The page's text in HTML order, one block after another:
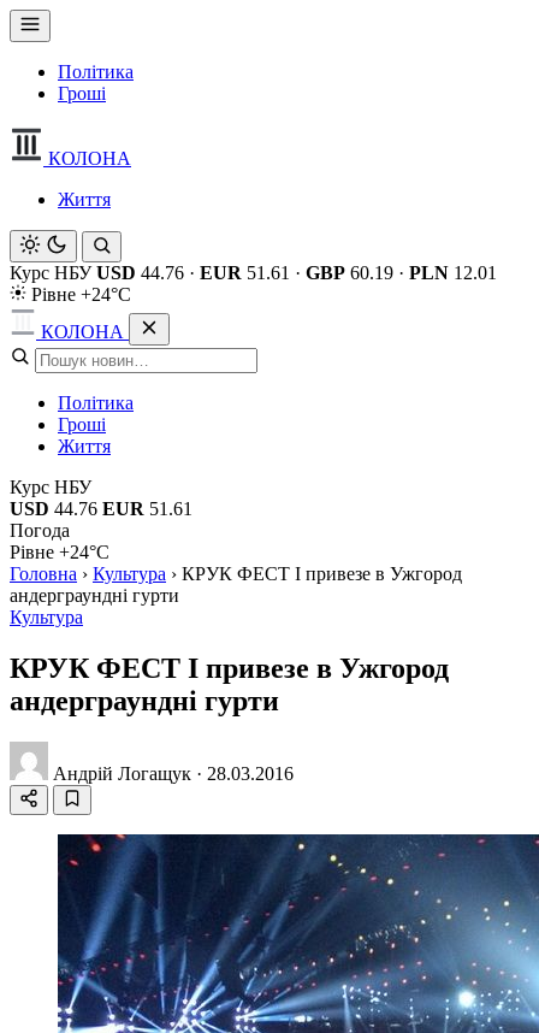
Політика
Гроші
КОЛОНА
Життя
Курс НБУ USD 44.76 · EUR 51.61 · GBP 60.19 · PLN 12.01
Рівне +24°C
КОЛОНА
Політика
Гроші
Життя
Курс НБУ
USD 44.76 EUR 51.61
Погода
Рівне +24°C
Головна › Культура › КРУК ФЕСТ I привезе в Ужгород
андерграундні гурти
Культура
КРУК ФЕСТ I привезе в Ужгород
андерграундні гурти
Андрій Логащук · 28.03.2016